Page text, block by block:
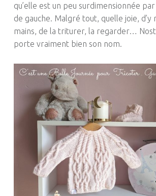
qu’elle est un peu surdimensionnée
de gauche. Malgré tout, quelle joie,
mains, de la triturer, la regarder…
porte vraiment bien son nom.